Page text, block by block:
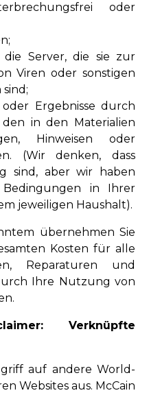
oder
Server, die sie zur
Viren oder sonstigen
Ergebnisse durch
in den Materialien
Hinweisen oder
(Wir denken, dass
sind, aber wir haben
in Ihrer
jeweiligen Haushalt).
übernehmen Sie
Kosten für alle
Reparaturen und
Ihre Nutzung von
Verknüpfte
auf andere World-
Websites aus. McCain